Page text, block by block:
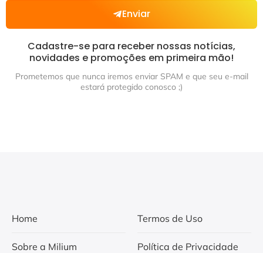
Enviar
Cadastre-se para receber nossas notícias,
novidades e promoções em primeira mão!
Prometemos que nunca iremos enviar SPAM e que seu e-mail
estará protegido conosco ;)
Home
Sobre a Milium
Termos de Uso
Política de Privacidade